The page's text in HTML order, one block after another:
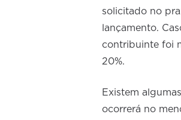
solicitado no
lançamento.
contribuinte foi
20%.
Existem
ocorrerá no